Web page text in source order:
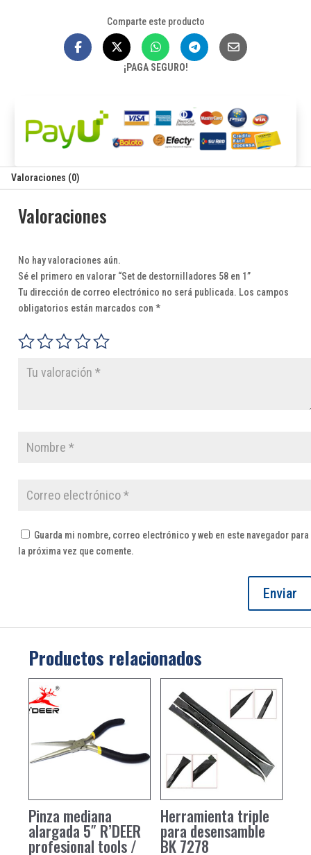
Comparte este producto
¡PAGA SEGURO!
Valoraciones (0)
Valoraciones
No hay valoraciones aún.
Sé el primero en valorar “Set de destornilladores 58 en 1”
Tu dirección de correo electrónico no será publicada. Los campos
obligatorios están marcados con *
Guarda mi nombre, correo electrónico y web en este navegador para
la próxima vez que comente.
Productos relacionados
Pinza mediana
alargada 5″ R’DEER
profesional tools /
Herramienta triple
para desensamble
BK 7278